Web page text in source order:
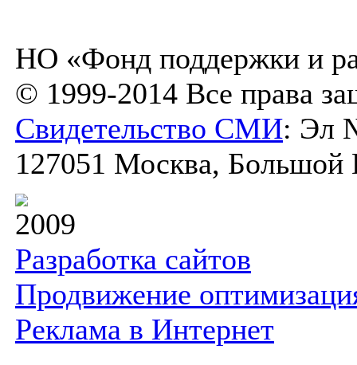
НО «Фонд поддержки и
© 1999-2014 Все права
Свидетельство СМИ: Эл
127051 Москва, Большой
2009
Разработка сайтов
Продвижение
Реклама в Интернет